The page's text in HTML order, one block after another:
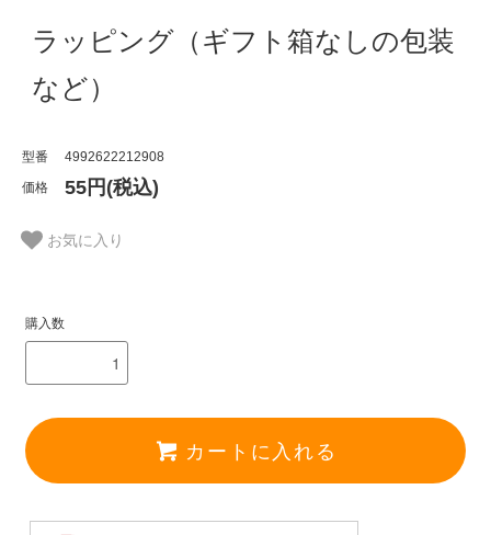
ラッピング（ギフト箱なしの包装
など）
型番
4992622212908
価格
55円(税込)
お気に入り
購入数
カートに入れる